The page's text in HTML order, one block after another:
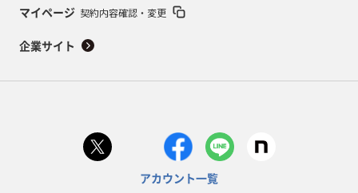
マイページ 契約内容確認・変更
企業サイト
アカウント一覧